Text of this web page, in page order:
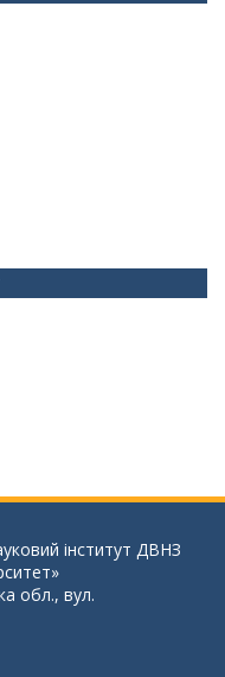
інститут ДВНЗ
обл., вул.